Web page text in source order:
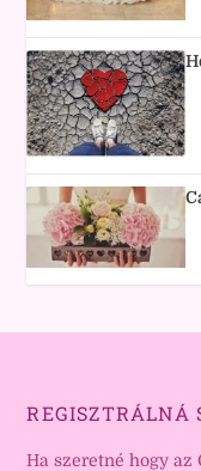
REGISZTRÁLNÁ
Ha szeretné hogy az